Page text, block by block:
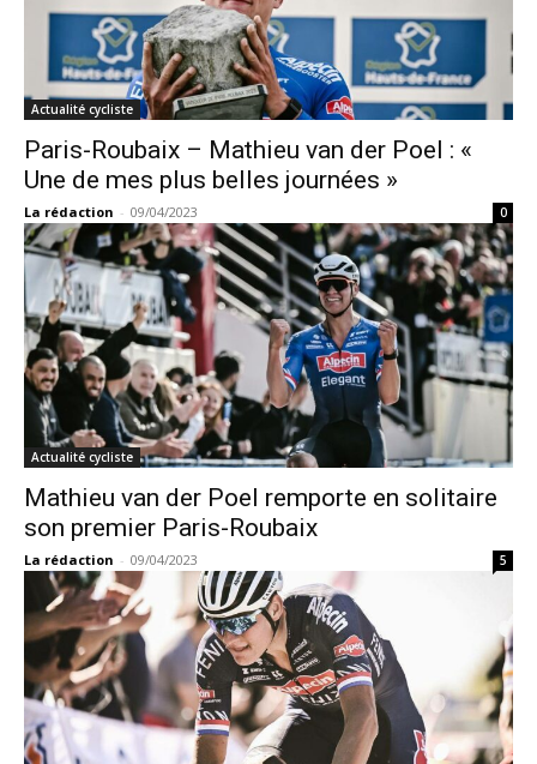
Actualité cycliste
Paris-Roubaix – Mathieu van der Poel : «
Une de mes plus belles journées »
La rédaction - 09/04/2023 0
Actualité cycliste
Mathieu van der Poel remporte en solitaire
son premier Paris-Roubaix
La rédaction - 09/04/2023 5